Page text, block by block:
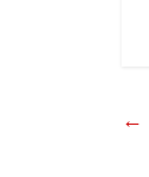
←